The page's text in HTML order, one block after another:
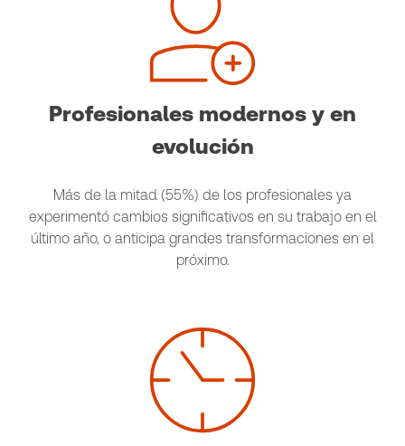
Profesionales modernos y en
evolución
Más de la mitad (55%) de los profesionales ya
experimentó cambios significativos en su trabajo en el
último año, o anticipa grandes transformaciones en el
próximo.